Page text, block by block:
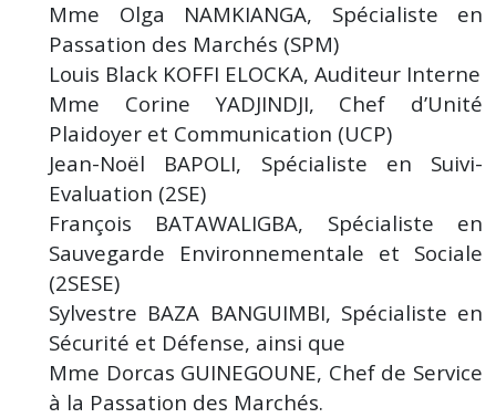
Mme Olga NAMKIANGA, Spécialiste en
Passation des Marchés (SPM)
Louis Black KOFFI ELOCKA, Auditeur Interne
Mme Corine YADJINDJI, Chef d’Unité
Plaidoyer et Communication (UCP)
Jean-Noël BAPOLI, Spécialiste en Suivi-
Evaluation (2SE)
François BATAWALIGBA, Spécialiste en
Sauvegarde Environnementale et Sociale
(2SESE)
Sylvestre BAZA BANGUIMBI, Spécialiste en
Sécurité et Défense, ainsi que
Mme Dorcas GUINEGOUNE, Chef de Service
à la Passation des Marchés.